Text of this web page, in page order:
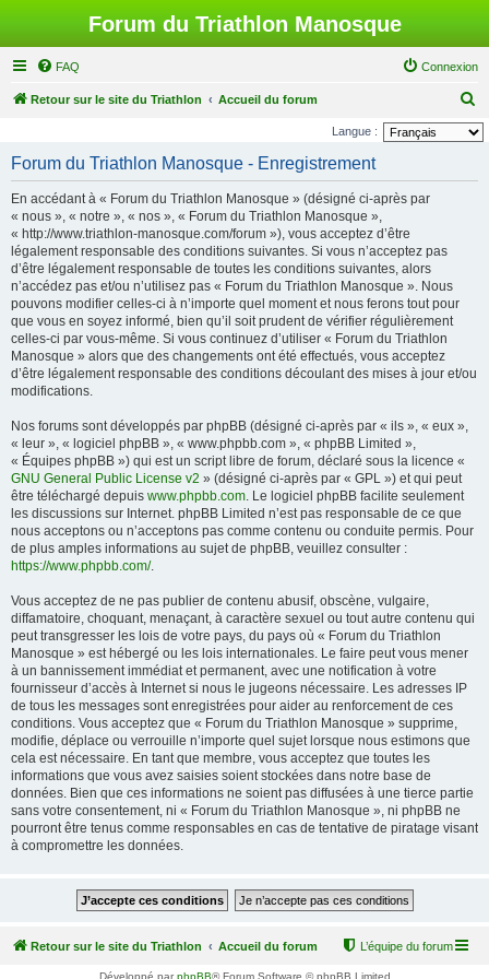
Forum du Triathlon Manosque
FAQ Connexion
Retour sur le site du Triathlon Accueil du forum
e
Langue :
Forum du Triathlon Manosque - Enregistrement
En accédant à « Forum du Triathlon Manosque » (désigné ci-après par
« nous », « notre », « nos », « Forum du Triathlon Manosque »,
« http://www.triathlon-manosque.com/forum »), vous acceptez d’être
légalement responsable des conditions suivantes. Si vous n’acceptez pas
d’être légalement responsable de toutes les conditions suivantes, alors
n’accédez pas et/ou n’utilisez pas « Forum du Triathlon Manosque ». Nous
pouvons modifier celles-ci à n’importe quel moment et nous ferons tout pour
que vous en soyez informé, bien qu’il soit prudent de vérifier régulièrement
celles-ci par vous-même. Si vous continuez d’utiliser « Forum du Triathlon
Manosque » alors que des changements ont été effectués, vous acceptez
d’être légalement responsable des conditions découlant des mises à jour et/ou
modifications.
Nos forums sont développés par phpBB (désigné ci-après par « ils », « eux »,
« leur », « logiciel phpBB », « www.phpbb.com », « phpBB Limited »,
« Équipes phpBB ») qui est un script libre de forum, déclaré sous la licence «
GNU General Public License v2 » (désigné ci-après par « GPL ») et qui peut
être téléchargé depuis www.phpbb.com. Le logiciel phpBB facilite seulement
les discussions sur Internet. phpBB Limited n’est pas responsable de ce que
nous acceptons ou n’acceptons pas comme contenu ou conduite permis. Pour
de plus amples informations au sujet de phpBB, veuillez consulter :
https://www.phpbb.com/.
Vous acceptez de ne pas publier de contenu abusif, obscène, vulgaire,
diffamatoire, choquant, menaçant, à caractère sexuel ou tout autre contenu qui
peut transgresser les lois de votre pays, du pays où « Forum du Triathlon
Manosque » est hébergé ou les lois internationales. Le faire peut vous mener
à un bannissement immédiat et permanent, avec une notification à votre
fournisseur d’accès à Internet si nous le jugeons nécessaire. Les adresses IP
de tous les messages sont enregistrées pour aider au renforcement de ces
conditions. Vous acceptez que « Forum du Triathlon Manosque » supprime,
modifie, déplace ou verrouille n’importe quel sujet lorsque nous estimons que
cela est nécessaire. En tant que membre, vous acceptez que toutes les
informations que vous avez saisies soient stockées dans notre base de
données. Bien que ces informations ne soient pas diffusées à une tierce partie
sans votre consentement, ni « Forum du Triathlon Manosque », ni phpBB ne
pourront être tenus comme responsables en cas de tentative de piratage visant
à compromettre les données.
Retour sur le site du Triathlon Accueil du forum L’équipe du forum
Développé parphpBB® Forum Software © phpBB Limited